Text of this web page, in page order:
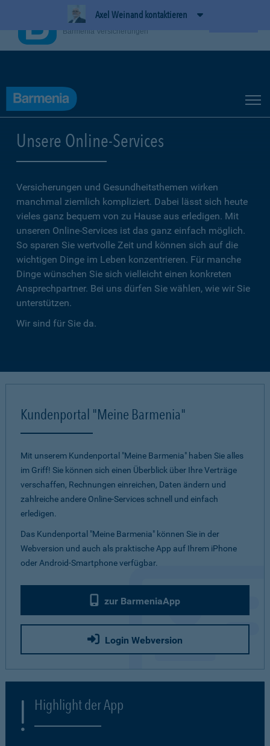
Axel Weinand kontaktieren
Unsere Online-Services
Versicherungen und Gesundheitsthemen wirken
manchmal ziemlich kompliziert. Dabei lässt sich heute
vieles ganz bequem von zu Hause aus erledigen. Mit
unseren Online-Services ist das ganz einfach möglich.
So sparen Sie wertvolle Zeit und können sich auf die
wichtigen Dinge im Leben konzentrieren. Für manche
Dinge wünschen Sie sich vielleicht einen konkreten
Ansprechpartner. Bei uns dürfen Sie wählen, wie wir Sie
unterstützen.
Wir sind für Sie da.
Kundenportal "Meine Barmenia"
Mit unserem Kundenportal "Meine Barmenia" haben Sie alles
im Griff! Sie können sich einen Überblick über Ihre Verträge
verschaffen, Rechnungen einreichen, Daten ändern und
zahlreiche andere Online-Services schnell und einfach
erledigen.
Das Kundenportal "Meine Barmenia" können Sie in der
Webversion und auch als praktische App auf Ihrem iPhone
oder Android-Smartphone verfügbar.
zur BarmeniaApp
Login Webversion
Highlight der App
BarmeniaApp
Barmenia Versicherungen